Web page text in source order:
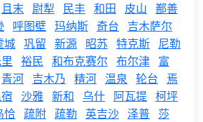
且末 尉犁 民丰 和田 皮山 鄯善
呼图壁 玛纳斯 奇台
吉木萨尔
城 巩留 新源 昭苏 特克斯 尼勒
裕民 和布克赛尔 布尔津 富
青河 吉木乃 精河 温泉 轮台
焉
沙雅 新和 乌什 阿瓦提 柯坪
恰 疏附 疏勒 英吉沙 泽普 莎